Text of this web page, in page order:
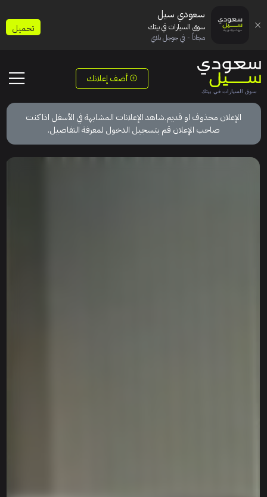
أضف إعلانك
الإعلان محذوف او قديم.شاهد الإعلانات المشابهة في الأسفل اذا كنت
صاحب الإعلان قم بتسجيل الدخول لمعرفة التفاصيل.
سعودي سيل
سوق السيارات في بيتك
مجاناً - في جوجل بلاي
تحميل